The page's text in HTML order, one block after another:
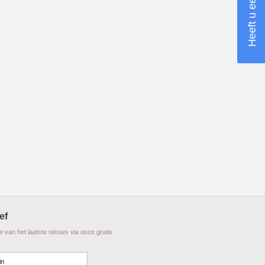
van het laatste nieuws via onze gratis